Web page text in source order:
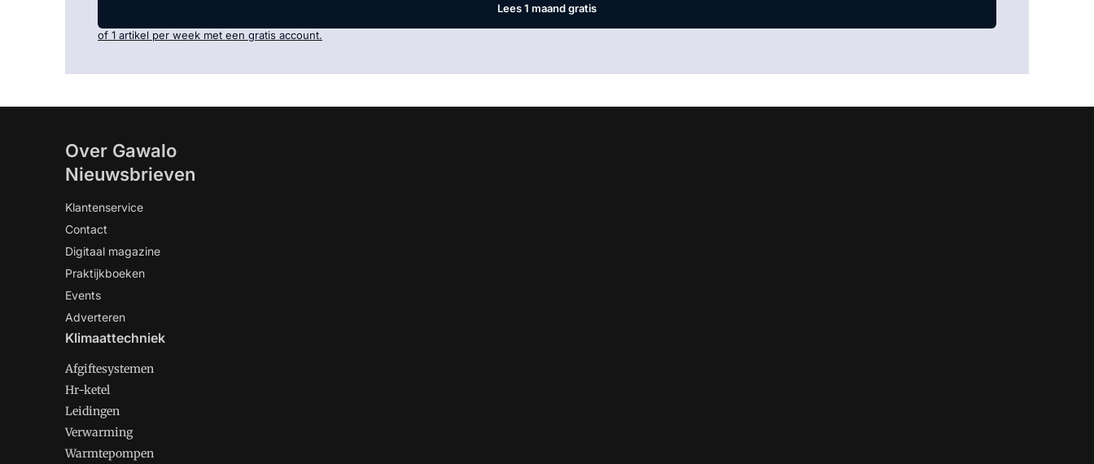
Lees 1 maand gratis
of 1 artikel per week met een gratis account.
Over Gawalo
Nieuwsbrieven
Klantenservice
Contact
Digitaal magazine
Praktijkboeken
Events
Adverteren
Klimaattechniek
Afgiftesystemen
Hr-ketel
Leidingen
Verwarming
Warmtepompen